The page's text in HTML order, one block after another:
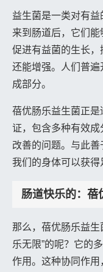
益生菌是一类对有
来到肠道后，它们能
促进有益菌的生长，
还能增强。人们普遍
成部分。
蓓优肠乐益生菌正
证，包含多种有效
改善的问题。与此
我们的身体可以获得
肠道快乐的：蓓
那么，蓓优肠乐益
乐无限”的呢？它的
作用。这种协同作